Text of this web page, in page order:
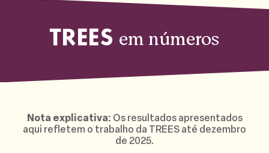
TREES em números
Nota explicativa: Os resultados apresentados
aqui refletem o trabalho da TREES até dezembro
de 2025.